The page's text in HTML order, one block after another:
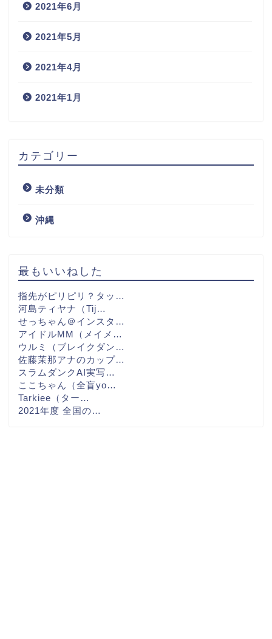
2021年6月
2021年5月
2021年4月
2021年1月
カテゴリー
未分類
沖縄
最もいいねした
指先がピリピリ？タッ…
河島ティヤナ（Tij…
せっちゃん＠インスタ…
アイドルMM（メイメ…
ウルミ（ブレイクダン…
佐藤茉那アナのカップ…
スラムダンクAI実写…
ここちゃん（全盲yo…
Tarkiee（ター…
2021年度 全国の…